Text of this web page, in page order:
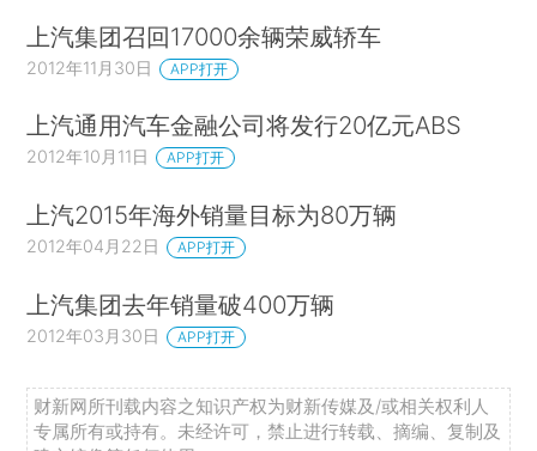
上汽集团召回17000余辆荣威轿车
2012年11月30日 APP打开
上汽通用汽车金融公司将发行20亿元ABS
2012年10月11日 APP打开
上汽2015年海外销量目标为80万辆
2012年04月22日 APP打开
上汽集团去年销量破400万辆
2012年03月30日 APP打开
财新网所刊载内容之知识产权为财新传媒及/或相关权利人
专属所有或持有。未经许可，禁止进行转载、摘编、复制及